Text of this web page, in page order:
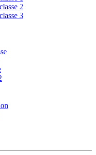
2
3